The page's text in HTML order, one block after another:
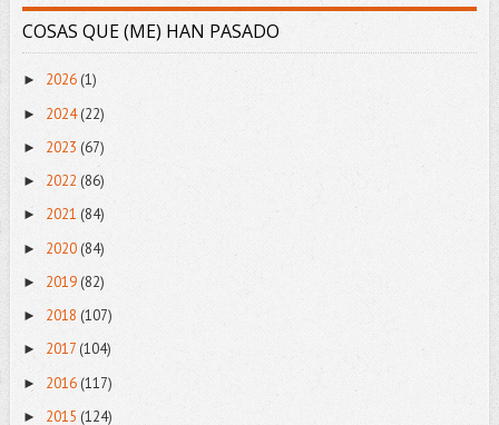
COSAS QUE (ME) HAN PASADO
► 2026(1)
► 2024(22)
► 2023 (67)
► 2022 (86)
► 2021 (84)
► 2020(84)
► 2019 (82)
► 2018 (107)
► 2017(104)
► 2016 (117)
► 2015 (124)